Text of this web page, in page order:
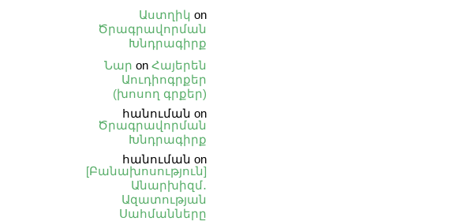
Աստղիկ on
Ծրագրավորման
Խնդրագիրք
Նար on Հայերեն
Աուդիոգրքեր
(խոսող գրքեր)
հանուման on
Ծրագրավորման
Խնդրագիրք
հանուման on
[Բանախոսություն]
Անարխիզմ․
Ազատության
Սահմանները